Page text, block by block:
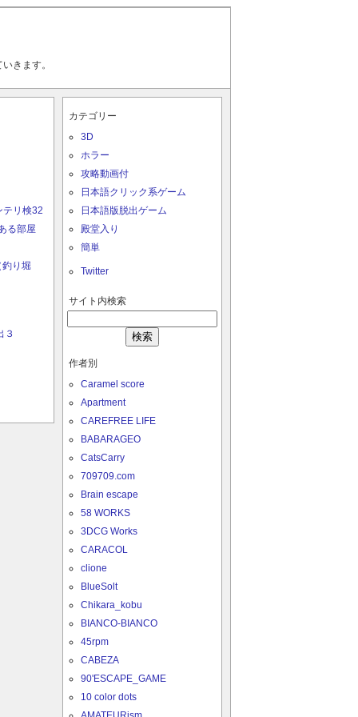
きます。
テリ検32
る部屋
釣り堀
３
カテゴリー
3D
ホラー
攻略動画付
日本語クリック系ゲーム
日本語版脱出ゲーム
殿堂入り
簡単
Twitter
サイト内検索
索:
作者別
Caramel score
Apartment
CAREFREE LIFE
BABARAGEO
CatsCarry
709709.com
Brain escape
58 WORKS
3DCG Works
CARACOL
clione
BlueSolt
Chikara_kobu
BIANCO-BIANCO
45rpm
CABEZA
90'ESCAPE_GAME
10 color dots